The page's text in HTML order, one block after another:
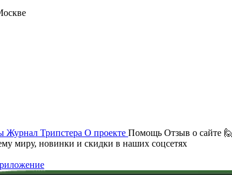
Журнал Трипстера О проекте Помощь Отзыв о сайте 🙋
миру, новинки и скидки в наших соцсетях